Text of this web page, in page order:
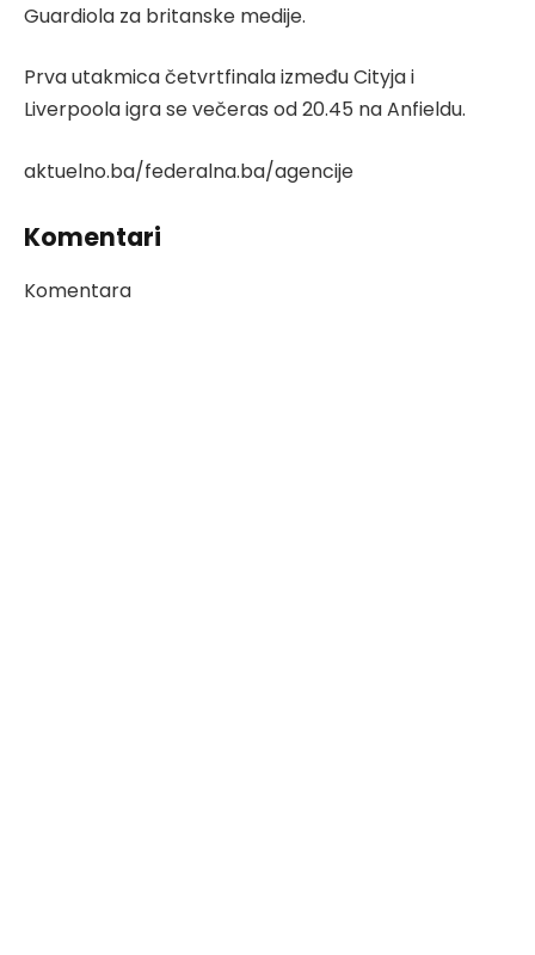
Guardiola za britanske medije.
Prva utakmica četvrtfinala između Cityja i
Liverpoola igra se večeras od 20.45 na Anfieldu.
aktuelno.ba/federalna.ba/agencije
Komentari
Komentara